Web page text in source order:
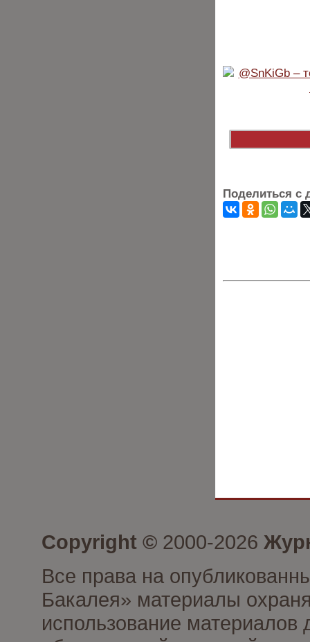
Поделиться с
Copyright © 2000-2026
Все права на
Бакалея» материалы
использование материалов